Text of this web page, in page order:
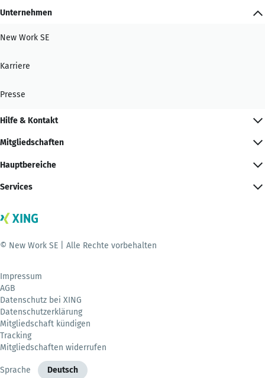
Unternehmen
New Work SE
Karriere
Presse
Hilfe & Kontakt
Mitgliedschaften
Hauptbereiche
Services
© New Work SE | Alle Rechte vorbehalten
Impressum
AGB
Datenschutz bei XING
Datenschutzerklärung
Mitgliedschaft kündigen
Tracking
Mitgliedschaften widerrufen
Sprache Deutsch